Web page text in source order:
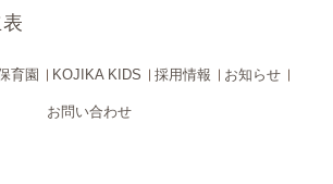
育園 KOJIKA KIDS 採用情報 お知らせ
お問い合わせ